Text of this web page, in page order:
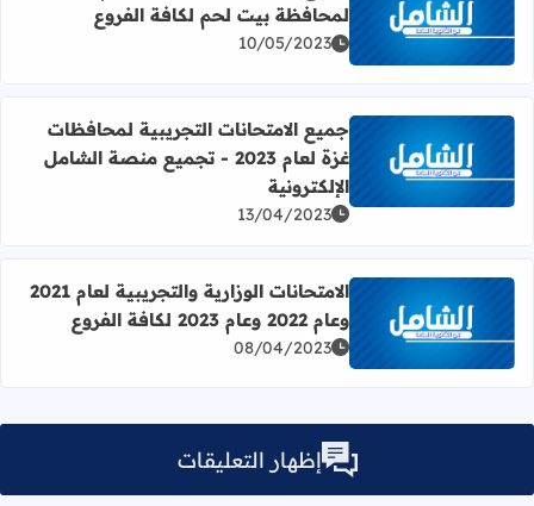
اقرأ المزيد عن جميع الامتحانات التجريبية لعام 2023 لمحافظة بيت لحم لكافة الفروع
لمحافظة بيت لحم لكافة الفروع
10/05/2023
اقرأ المزيد عن جميع الامتحانات التجريبية لمحافظات غزة لعام 2023 - تجميع منصة الشامل
جميع الامتحانات التجريبية لمحافظات
غزة لعام 2023 - تجميع منصة الشامل
الإلكترونية
13/04/2023
اقرأ المزيد عن الامتحانات الوزارية والتجريبية لعام 2021 وعام 2022 وعام 2023 لكافة الفروع
الامتحانات الوزارية والتجريبية لعام 2021
وعام 2022 وعام 2023 لكافة الفروع
08/04/2023
إظهار التعليقات